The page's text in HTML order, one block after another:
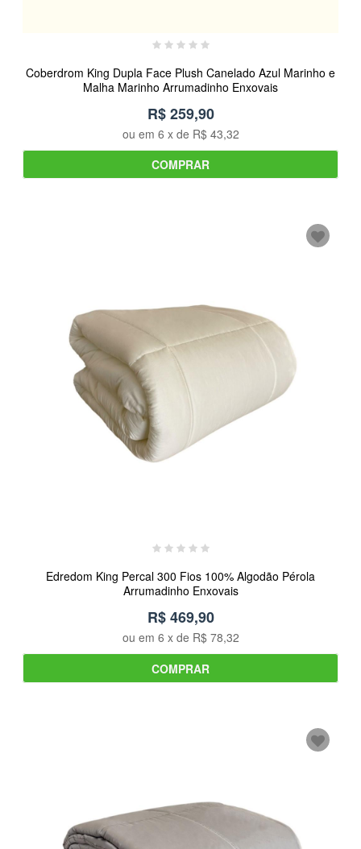
Coberdrom King Dupla Face Plush Canelado Azul Marinho e
Malha Marinho Arrumadinho Enxovais
R$ 259,90
ou em 6 x de R$ 43,32
COMPRAR
Edredom King Percal 300 Fios 100% Algodão Pérola
Arrumadinho Enxovais
R$ 469,90
ou em 6 x de R$ 78,32
COMPRAR